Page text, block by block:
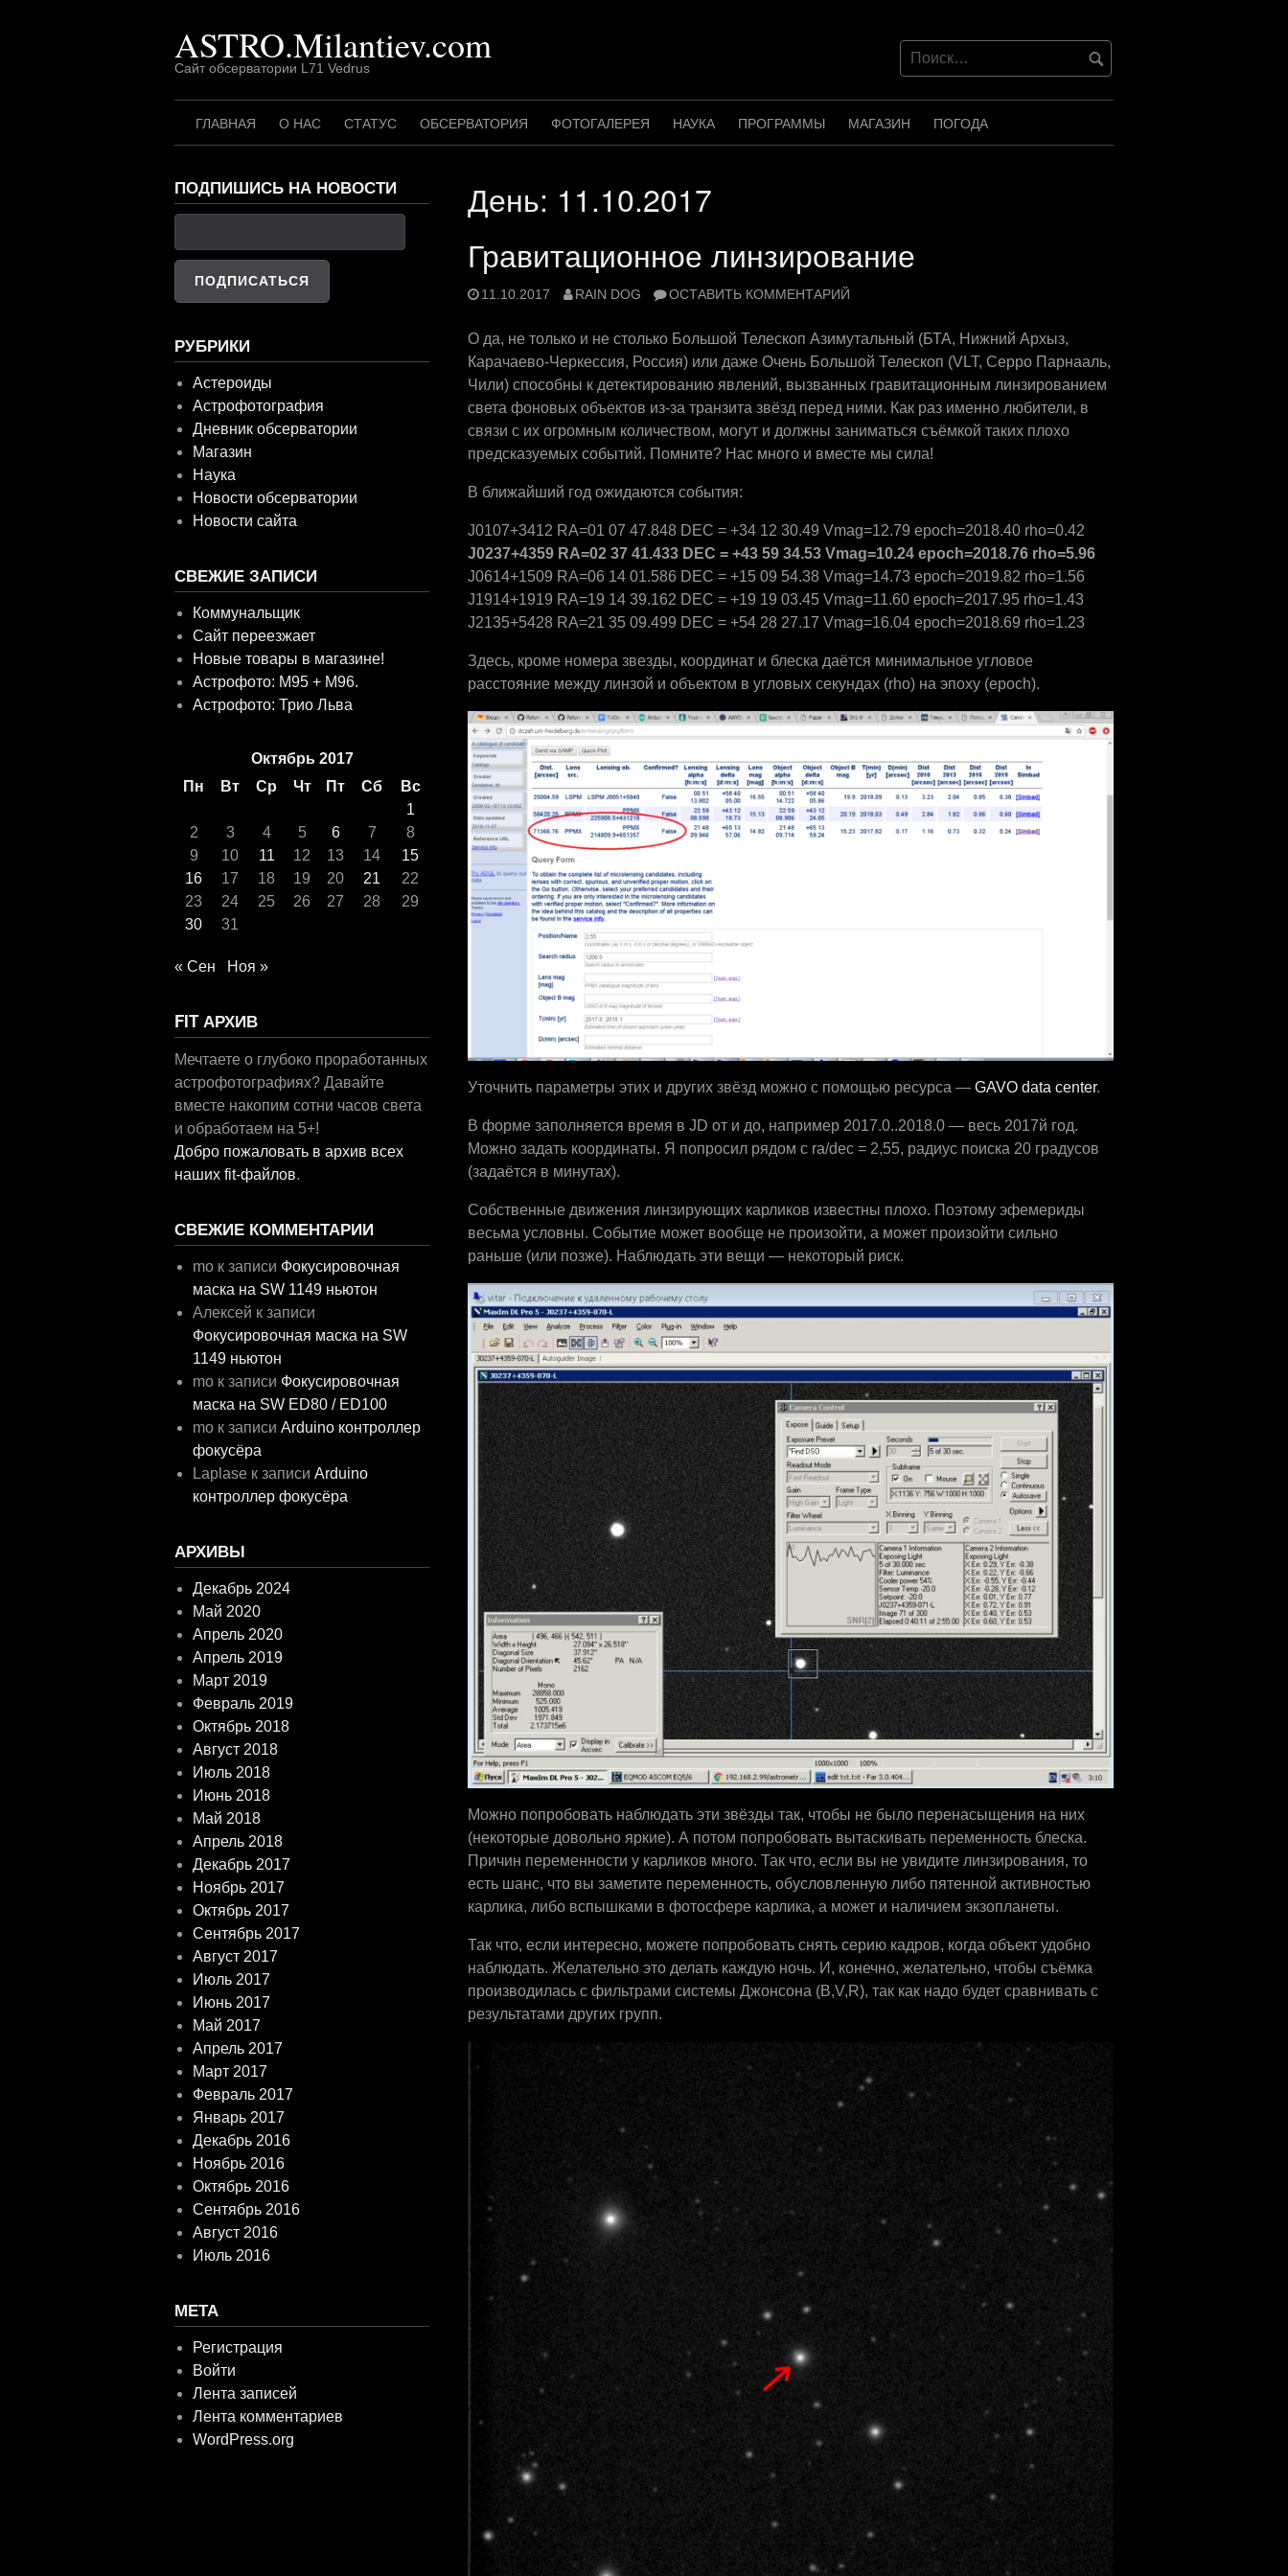
ASTRO.Milantiev.com
Сайт обсерватории L71 Vedrus
ГЛАВНАЯ О НАС СТАТУС ОБСЕРВАТОРИЯ ФОТОГАЛЕРЕЯ НАУКА ПРОГРАММЫ МАГАЗИН ПОГОДА
День: 11.10.2017
Гравитационное линзирование
11.10.2017 RAIN DOG ОСТАВИТЬ КОММЕНТАРИЙ
О да, не только и не столько Большой Телескоп Азимутальный (БТА, Нижний Архыз,
Карачаево-Черкессия, Россия) или даже Очень Большой Телескоп (VLT, Серро Парнааль,
Чили) способны к детектированию явлений, вызванных гравитационным линзированием
света фоновых объектов из-за транзита звёзд перед ними. Как раз именно любители, в
связи с их огромным количеством, могут и должны заниматься съёмкой таких плохо
предсказуемых событий. Помните? Нас много и вместе мы сила!
В ближайший год ожидаются события:
J0107+3412 RA=01 07 47.848 DEC = +34 12 30.49 Vmag=12.79 epoch=2018.40 rho=0.42
J0237+4359 RA=02 37 41.433 DEC = +43 59 34.53 Vmag=10.24 epoch=2018.76 rho=5.96
J0614+1509 RA=06 14 01.586 DEC = +15 09 54.38 Vmag=14.73 epoch=2019.82 rho=1.56
J1914+1919 RA=19 14 39.162 DEC = +19 19 03.45 Vmag=11.60 epoch=2017.95 rho=1.43
J2135+5428 RA=21 35 09.499 DEC = +54 28 27.17 Vmag=16.04 epoch=2018.69 rho=1.23
Здесь, кроме номера звезды, координат и блеска даётся минимальное угловое
расстояние между линзой и объектом в угловых секундах (rho) на эпоху (epoch).
Уточнить параметры этих и других звёзд можно с помощью ресурса — GAVO data center.
В форме заполняется время в JD от и до, например 2017.0..2018.0 — весь 2017й год.
Можно задать координаты. Я попросил рядом с ra/dec = 2,55, радиус поиска 20 градусов
(задаётся в минутах).
Собственные движения линзирующих карликов известны плохо. Поэтому эфемериды
весьма условны. Событие может вообще не произойти, а может произойти сильно
раньше (или позже). Наблюдать эти вещи — некоторый риск.
Можно попробовать наблюдать эти звёзды так, чтобы не было перенасыщения на них
(некоторые довольно яркие). А потом попробовать вытаскивать переменность блеска.
Причин переменности у карликов много. Так что, если вы не увидите линзирования, то
есть шанс, что вы заметите переменность, обусловленную либо пятенной активностью
карлика, либо вспышками в фотосфере карлика, а может и наличием экзопланеты.
Так что, если интересно, можете попробовать снять серию кадров, когда объект удобно
наблюдать. Желательно это делать каждую ночь. И, конечно, желательно, чтобы съёмка
производилась с фильтрами системы Джонсона (B,V,R), так как надо будет сравнивать с
результатами других групп.
ПОДПИШИСЬ НА НОВОСТИ
РУБРИКИ
Астероиды
Астрофотография
Дневник обсерватории
Магазин
Наука
Новости обсерватории
Новости сайта
СВЕЖИЕ ЗАПИСИ
Коммунальщик
Сайт переезжает
Новые товары в магазине!
Астрофото: M95 + M96.
Астрофото: Трио Льва
Октябрь 2017
Пн
Вт Ср Чт Пт Сб
Вс
1
2
3 4 5 6 7
8
9
10 11 12 13 14
15
16
17 18 19 20 21
22
23
24 25 26 27 28
29
30
31
« Сен Ноя »
FIT АРХИВ
Мечтаете о глубоко проработанных
астрофотографиях? Давайте
вместе накопим сотни часов света
и обработаем на 5+!
Добро пожаловать в архив всех
наших fit-файлов.
СВЕЖИЕ КОММЕНТАРИИ
mo к записи Фокусировочная
маска на SW 1149 ньютон
Алексей к записи
Фокусировочная маска на SW
1149 ньютон
mo к записи Фокусировочная
маска на SW ED80 / ED100
mo к записиArduino контроллер
фокусёра
Laplase к записиArduino
контроллер фокусёра
АРХИВЫ
Декабрь 2024
Май 2020
Апрель 2020
Апрель 2019
Март 2019
Февраль 2019
Октябрь 2018
Август 2018
Июль 2018
Июнь 2018
Май 2018
Апрель 2018
Декабрь 2017
Ноябрь 2017
Октябрь 2017
Сентябрь 2017
Август 2017
Июль 2017
Июнь 2017
Май 2017
Апрель 2017
Март 2017
Февраль 2017
Январь 2017
Декабрь 2016
Ноябрь 2016
Октябрь 2016
Сентябрь 2016
Август 2016
Июль 2016
МЕТА
Регистрация
Войти
Лента записей
Лента комментариев
WordPress.org